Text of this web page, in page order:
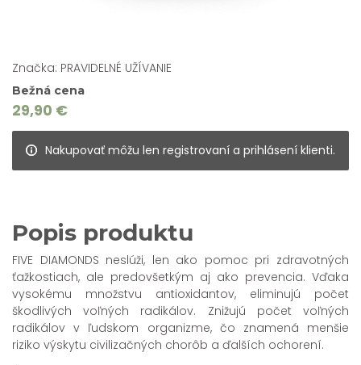
Značka: PRAVIDELNÉ UŽÍVANIE
Bežná cena
29,90 €
Nakupovať môžu len registrovaní a prihlásení klienti.
Popis produktu
FIVE DIAMONDS neslúži, len ako pomoc pri zdravotných
ťažkostiach, ale predovšetkým aj ako prevencia. Vďaka
vysokému množstvu antioxidantov, eliminujú počet
škodlivých voľných radikálov. Znižujú počet voľných
radikálov v ľudskom organizme, čo znamená menšie
riziko výskytu civilizačných chorôb a ďalších ochorení.